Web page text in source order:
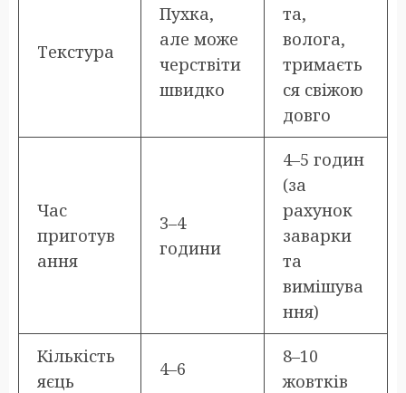
Текстура
Пухка,
але може
черствіти
швидко
та,
волога,
тримаєть
ся свіжою
довго
Час
приготув
ання
3–4
години
4–5 годин
(за
рахунок
заварки
та
вимішува
ння)
Кількість
яєць
4–6
8–10
жовтків